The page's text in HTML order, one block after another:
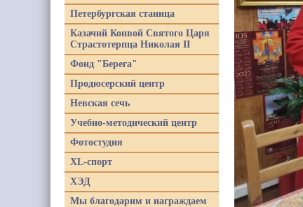
Петербургская станица
Казачий Конвой Святого Царя
Страстотерпца Николая II
Фонд "Берега"
Продюсерский центр
Невская сечь
Учебно-методический центр
Фотостудия
XL-спорт
ХЭД
Мы благодарим и награждаем